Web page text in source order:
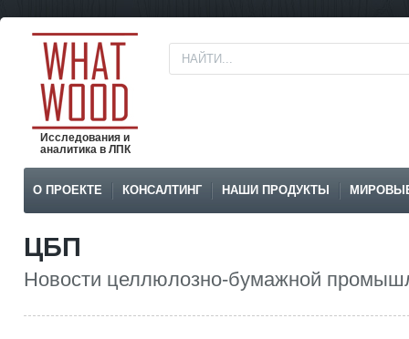
Исследования и
аналитика в ЛПК
О ПРОЕКТЕ КОНСАЛТИНГ НАШИ ПРОДУКТЫ
ЦБП
Новости целлюлозно-бумажной